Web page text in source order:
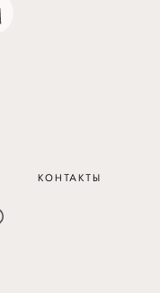
КОНТАКТЫ